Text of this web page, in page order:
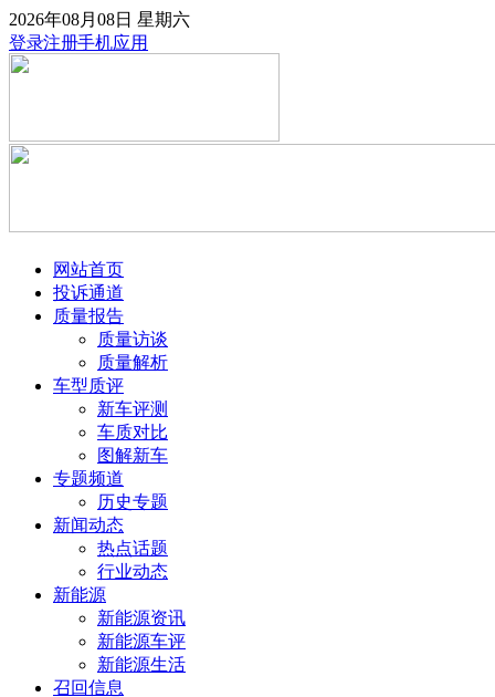
2026年08月08日 星期六
登录注册手机应用
网站首页
投诉通道
质量报告
质量访谈
质量解析
车型质评
新车评测
车质对比
图解新车
专题频道
历史专题
新闻动态
热点话题
行业动态
新能源
新能源资讯
新能源车评
新能源生活
召回信息